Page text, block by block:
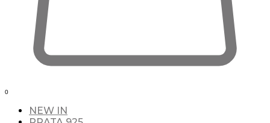
0
NEW IN